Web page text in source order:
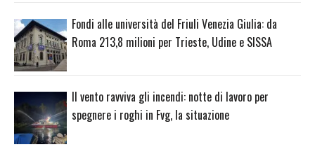
Fondi alle università del Friuli Venezia Giulia: da
Roma 213,8 milioni per Trieste, Udine e SISSA
Il vento ravviva gli incendi: notte di lavoro per
spegnere i roghi in Fvg, la situazione